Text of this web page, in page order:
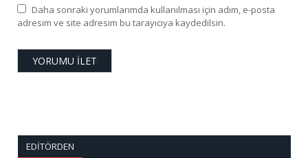
Daha sonraki yorumlarımda kullanılması için adım, e-posta
adresim ve site adresim bu tarayıcıya kaydedilsin.
EDITÖRDEN